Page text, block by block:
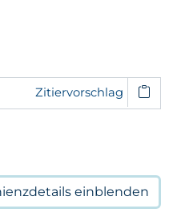
Zitiervorschlag
einblenden